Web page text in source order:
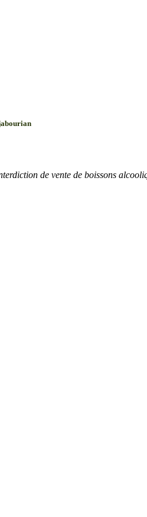
de vente de boissons